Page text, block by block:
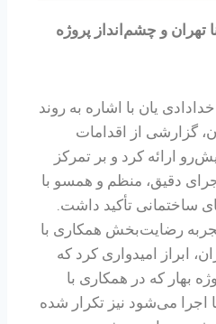
تهران و چشم‌انداز پروژه
یان با اشاره به روند
گزارشی از اقدامات
ارائه کرد و بر تمرکز
دقیق، منظم و همسو با
ساختمانی تأکید داشت.
رضایت‌بخش همکاری با
ابراز امیدواری کرد که
بهار که در همکاری با
اجرا می‌شود نیز تکرار شده